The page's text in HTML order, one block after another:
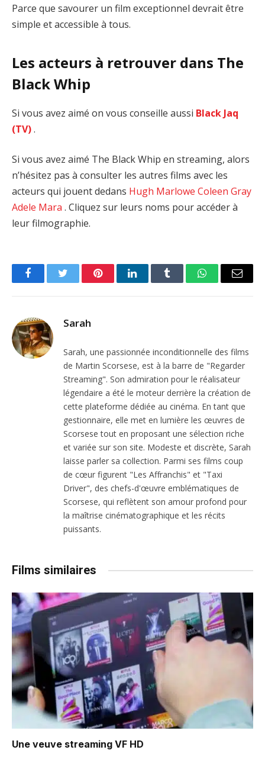
Parce que savourer un film exceptionnel devrait être
simple et accessible à tous.
Les acteurs à retrouver dans The
Black Whip
Si vous avez aimé on vous conseille aussi Black Jaq
(TV).
Si vous avez aimé The Black Whip en streaming, alors
n’hésitez pas à consulter les autres films avec les
acteurs qui jouent dedans Hugh Marlowe Coleen Gray
Adele Mara . Cliquez sur leurs noms pour accéder à
leur filmographie.
FacebookTwitter PinterestLinkedInTumblr WhatsAppEmail
Sarah
Sarah, une passionnée inconditionnelle des films
de Martin Scorsese, est à la barre de "Regarder
Streaming". Son admiration pour le réalisateur
légendaire a été le moteur derrière la création de
cette plateforme dédiée au cinéma. En tant que
gestionnaire, elle met en lumière les œuvres de
Scorsese tout en proposant une sélection riche
et variée sur son site. Modeste et discrète, Sarah
laisse parler sa collection. Parmi ses films coup
de cœur figurent "Les Affranchis" et "Taxi
Driver", des chefs-d'œuvre emblématiques de
Scorsese, qui reflètent son amour profond pour
la maîtrise cinématographique et les récits
puissants.
Films similaires
Une veuve streaming VF HD